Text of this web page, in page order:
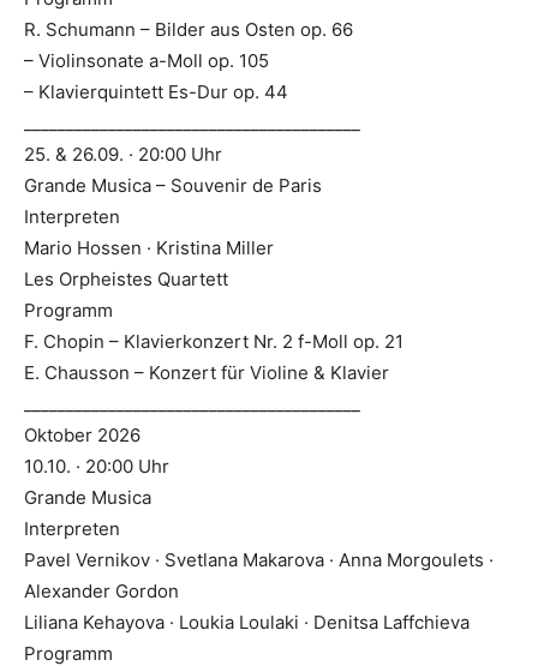
R. Schumann – Bilder aus Osten op. 66
– Violinsonate a-Moll op. 105
– Klavierquintett Es-Dur op. 44
25. & 26.09. · 20:00 Uhr
Grande Musica – Souvenir de Paris
Interpreten
Mario Hossen · Kristina Miller
Les Orpheistes Quartett
Programm
F. Chopin – Klavierkonzert Nr. 2 f-Moll op. 21
E. Chausson – Konzert für Violine & Klavier
Oktober 2026
10.10. · 20:00 Uhr
Grande Musica
Interpreten
Pavel Vernikov · Svetlana Makarova · Anna Morgoulets ·
Alexander Gordon
Liliana Kehayova · Loukia Loulaki · Denitsa Laffchieva
Programm